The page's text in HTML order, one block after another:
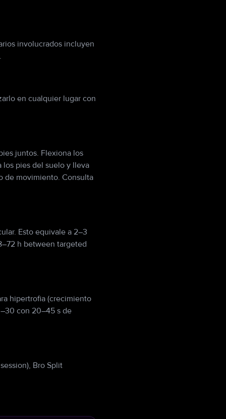
involucrados incluyen
en cualquier lugar con
juntos. Flexiona los
los pies del suelo y lleva
de movimiento. Consulta
Esto equivale a 2–3
h between targeted
hipertrofia (crecimiento
con 20–45 s de
Bro Split